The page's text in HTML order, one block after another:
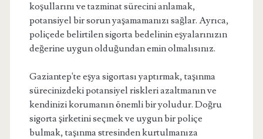
koşullarını ve tazminat sürecini anlamak,
potansiyel bir sorun yaşamamanızı sağlar. Ayrıca,
poliçede belirtilen sigorta bedelinin eşyalarınızın
değerine uygun olduğundan emin olmalısınız.
Gaziantep'te eşya sigortası yaptırmak, taşınma
sürecinizdeki potansiyel riskleri azaltmanın ve
kendinizi korumanın önemli bir yoludur. Doğru
sigorta şirketini seçmek ve uygun bir poliçe
bulmak, taşınma stresinden kurtulmanıza